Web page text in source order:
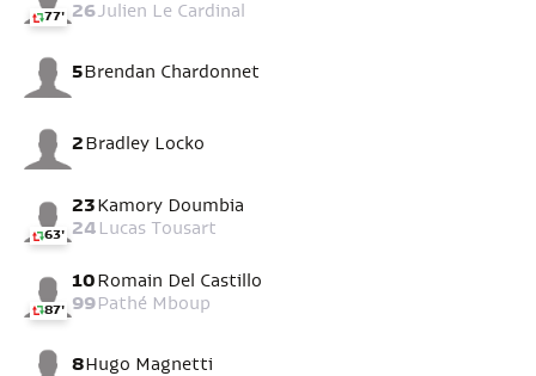
26 Julien Le Cardinal
77'
5 Brendan Chardonnet
2 Bradley Locko
23 Kamory Doumbia
24 Lucas Tousart
63'
10 Romain Del Castillo
99 Pathé Mboup
87'
8 Hugo Magnetti